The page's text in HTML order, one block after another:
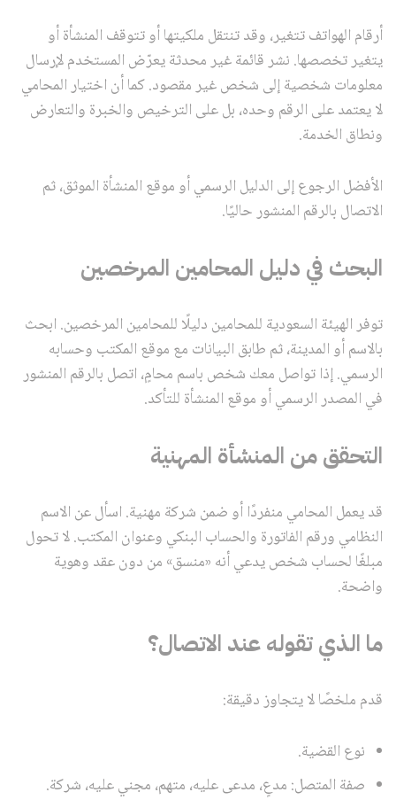
أرقام الهواتف تتغير، وقد تنتقل ملكيتها أو تتوقف المنشأة أو
يتغير تخصصها. نشر قائمة غير محدثة يعرّض المستخدم لإرسال
معلومات شخصية إلى شخص غير مقصود. كما أن اختيار المحامي
لا يعتمد على الرقم وحده، بل على الترخيص والخبرة والتعارض
ونطاق الخدمة.
الأفضل الرجوع إلى الدليل الرسمي أو موقع المنشأة الموثق، ثم
الاتصال بالرقم المنشور حاليًا.
البحث في دليل المحامين المرخصين
توفر الهيئة السعودية للمحامين دليلًا للمحامين المرخصين. ابحث
بالاسم أو المدينة، ثم طابق البيانات مع موقع المكتب وحسابه
الرسمي. إذا تواصل معك شخص باسم محامٍ، اتصل بالرقم المنشور
في المصدر الرسمي أو موقع المنشأة للتأكد.
التحقق من المنشأة المهنية
قد يعمل المحامي منفردًا أو ضمن شركة مهنية. اسأل عن الاسم
النظامي ورقم الفاتورة والحساب البنكي وعنوان المكتب. لا تحول
مبلغًا لحساب شخص يدعي أنه «منسق» من دون عقد وهوية
واضحة.
ما الذي تقوله عند الاتصال؟
قدم ملخصًا لا يتجاوز دقيقة:
نوع القضية.
صفة المتصل: مدعٍ، مدعى عليه، متهم، مجني عليه، شركة.